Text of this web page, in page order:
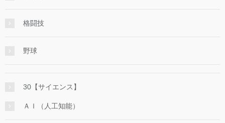
格闘技
野球
30【サイエンス】
ＡＩ（人工知能）